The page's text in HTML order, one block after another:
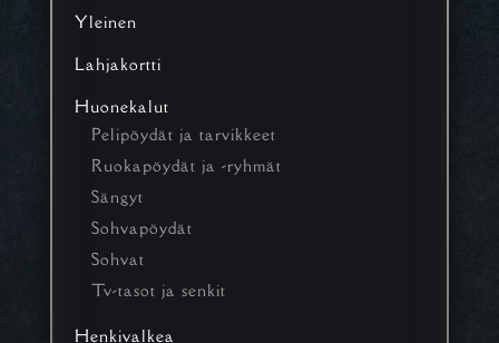
Yleinen
Lahjakortti
Huonekalut
Pelipöydät ja tarvikkeet
Ruokapöydät ja -ryhmät
Sängyt
Sohvapöydät
Sohvat
Tv-tasot ja senkit
Henkivalkea